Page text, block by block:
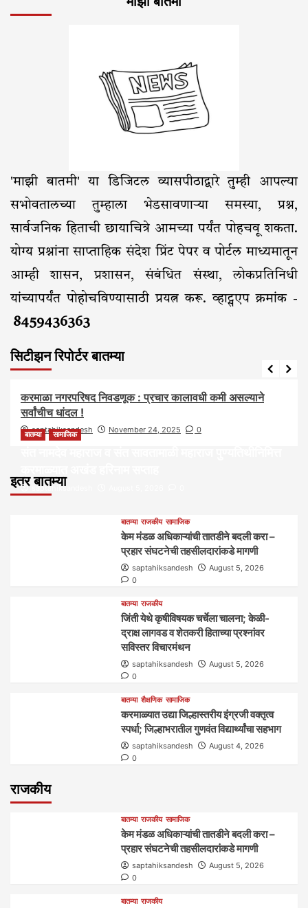
'माझी बातमी' या डिजिटल व्यासपीठाद्वारे तुम्ही आपल्या
सभोवतालच्या तुम्हाला भेडसावणाऱ्या समस्या, प्रश्न,
सार्वजनिक हिताची छायाचित्रे आमच्या पर्यंत पोहचवू शकता.
योग्य प्रश्नांना साप्ताहिक संदेश प्रिंट पेपर व पोर्टल माध्यमातून
आम्ही शासन, प्रशासन, संबंधित संस्था, लोकप्रतिनिधी
यांच्यापर्यंत पोहोचविण्यासाठी प्रयत्न करू. व्हाट्सएप क्रमांक -
8459436363
सिटीझन रिपोर्टर बातम्या
आवाज जनतेचा बातम्या राजकीय
करमाळा नगरपरिषद निवडणूक : प्रचार कालावधी कमी असल्याने
सर्वांचीच धांदल !
saptahiksandesh November 24, 2025 0
इतर बातम्या
बातम्या सामाजिक
saptahiksandesh
बातम्या राजकीय सामाजिक
केम मंडळ अधिकाऱ्यांची तातडीने बदली करा –
प्रहार संघटनेची तहसीलदारांकडे मागणी
saptahiksandesh
August 5, 2026
0
बातम्या राजकीय
जिंती येथे कृषीविषयक चर्चेला चालना; केळी-
द्राक्ष लागवड व शेतकरी हिताच्या प्रश्नांवर
सविस्तर विचारमंथन
saptahiksandesh
August 5, 2026
0
बातम्या शैक्षणिक सामाजिक
करमाळ्यात उद्या जिल्हास्तरीय इंग्रजी वक्तृत्व
स्पर्धा; जिल्हाभरातील गुणवंत विद्यार्थ्यांचा सहभाग
saptahiksandesh
August 4, 2026
0
राजकीय
बातम्या राजकीय सामाजिक
केम मंडळ अधिकाऱ्यांची तातडीने बदली करा –
प्रहार संघटनेची तहसीलदारांकडे मागणी
saptahiksandesh
August 5, 2026
0
बातम्या राजकीय